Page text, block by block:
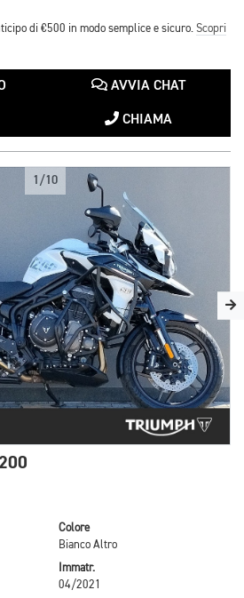
di €500 in modo semplice e sicuro. Scopri
AVVIA CHAT
CHIAMA
1/10
Colore
Bianco Altro
Immatr.
04/2021